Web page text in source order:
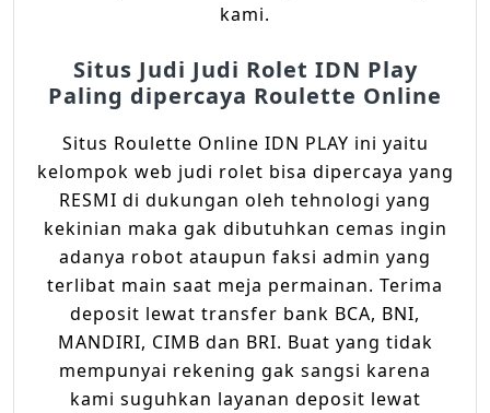
kami.
Situs Judi Judi Rolet IDN Play
Paling dipercaya Roulette Online
Situs Roulette Online IDN PLAY ini yaitu
kelompok web judi rolet bisa dipercaya yang
RESMI di dukungan oleh tehnologi yang
kekinian maka gak dibutuhkan cemas ingin
adanya robot ataupun faksi admin yang
terlibat main saat meja permainan. Terima
deposit lewat transfer bank BCA, BNI,
MANDIRI, CIMB dan BRI. Buat yang tidak
mempunyai rekening gak sangsi karena
kami suguhkan layanan deposit lewat